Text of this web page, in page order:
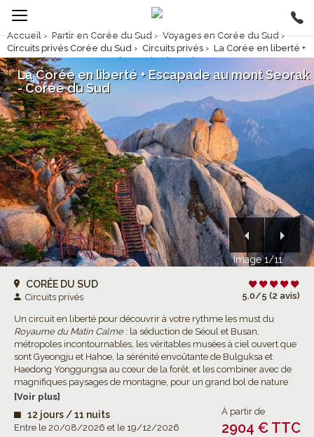
Accueil › Partir en Corée du Sud › Voyages en Corée du Sud ›
Circuits privés Corée du Sud › Circuits privés › La Corée en liberté +
Escapade au mont Seorak - Corée du Sud
Image 1/11
La Corée en liberté + Escapade au mont Seorak
- Corée du Sud
CORÉE DU SUD
Circuits privés 5.0/5 (2 avis)
Un circuit en liberté pour découvrir à votre rythme les must du
Royaume du Matin Calme: la séduction de Séoul et Busan,
métropoles incontournables, les véritables musées à ciel ouvert que
sont Gyeongju et Hahoe, la sérénité envoûtante de Bulguksa et
Haedong Yonggungsa au cœur de la forêt, et les combiner avec de
magnifiques paysages de montagne, pour un grand bol de nature
dans le Parc National du mont Seorak.
[Voir plus]
12 jours / 11 nuits
Entre le 20/08/2026 et le 19/12/2026
À partir de
2904 € TTC